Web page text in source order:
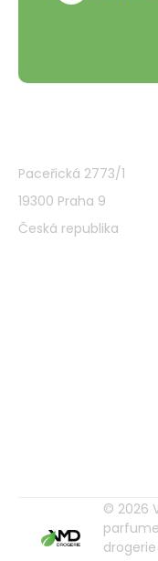
Paceřická 2773/1
19300 Praha 9
Česká republika
© 2026